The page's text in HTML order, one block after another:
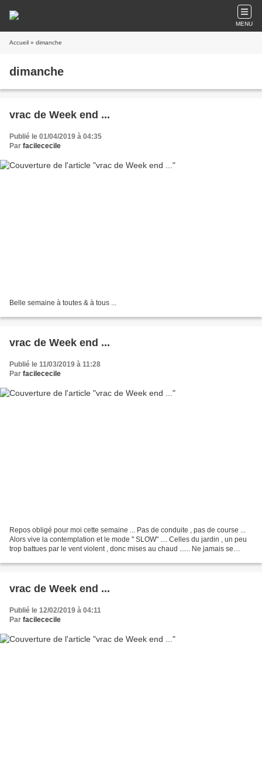
MENU
Accueil » dimanche
dimanche
vrac de Week end ...
Publié le 01/04/2019 à 04:35
Par facilececile
Belle semaine à toutes & à tous ...
vrac de Week end ...
Publié le 11/03/2019 à 11:28
Par facilececile
Repos obligé pour moi cette semaine ... Pas de conduite , pas de course ...
Alors vive la contemplation et le mode " SLOW" .... Celles du jardin , un peu
trop battues par le vent violent , donc mises au chaud ...... Ne jamais se
vrac de Week end ...
Publié le 12/02/2019 à 04:11
Par facilececile